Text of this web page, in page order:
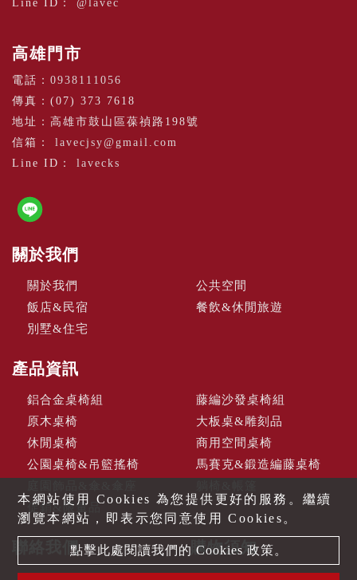
本網站使用 Cookies 為您提供更好的服務。繼續
瀏覽本網站，即表示您同意使用 Cookies。
點擊此處閱讀我們的 Cookies 政策。
Line ID： @lavec
高雄門市
電話： 0938111056
傳真：(07) 373 7618
地址：高雄市鼓山區葆禎路198號
信箱： lavecjsy@gmail.com
Line ID： lavecks
關於我們
關於我們
公共空間
飯店&民宿
餐飲&休閒旅遊
別墅&住宅
產品資訊
鋁合金桌椅組
藤編沙發桌椅組
原木桌椅
大板桌&雕刻品
休閒桌椅
商用空間桌椅
公園桌椅&吊籃搖椅
馬賽克&鍛造編藤桌椅
促銷&限量品
聯絡我們 購物須知